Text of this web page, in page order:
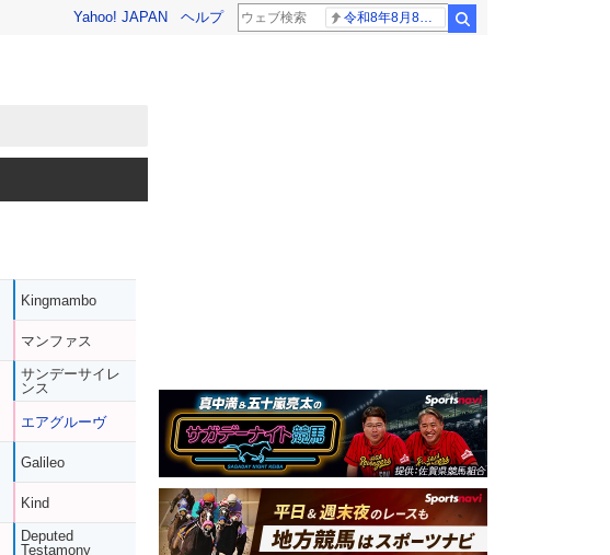
Yahoo! JAPAN ヘルプ
Kingmambo
マンファス
サンデーサイレ
ンス
エアグルーヴ
Galileo
Kind
Deputed
Testamony